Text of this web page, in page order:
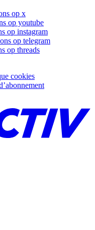
op x
op youtube
op instagram
op telegram
op threads
cookies